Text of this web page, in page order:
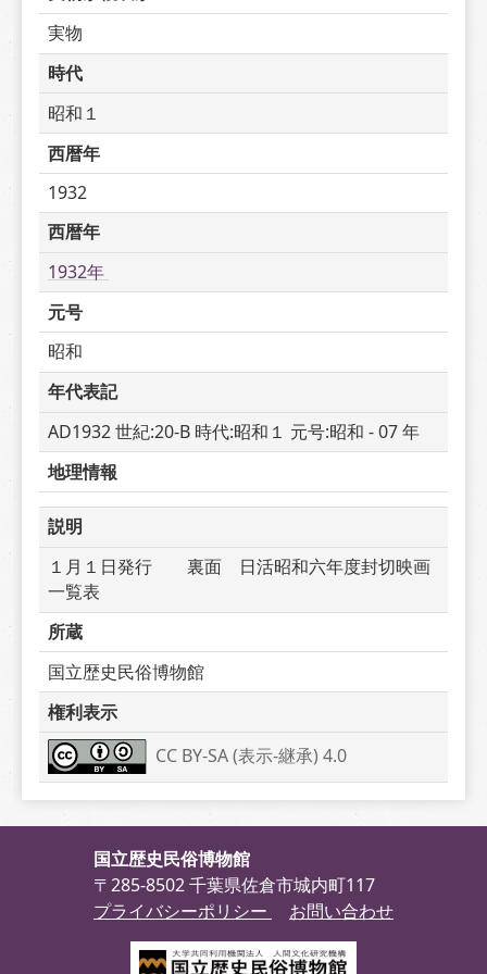
実物
時代
昭和１
西暦年
1932
西暦年
1932年
元号
昭和
年代表記
AD1932 世紀:20-B 時代:昭和１ 元号:昭和 - 07 年
地理情報
説明
１月１日発行　　裏面　日活昭和六年度封切映画
一覧表
所蔵
国立歴史民俗博物館
権利表示
CC BY-SA (表示-継承) 4.0
国立歴史民俗博物館
〒285-8502 千葉県佐倉市城内町117
プライバシーポリシー
お問い合わせ